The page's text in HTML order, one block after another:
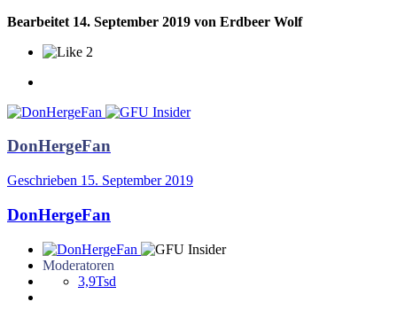
Bearbeitet 14. September 2019 von Erdbeer Wolf
2
DonHergeFan
Geschrieben 15. September 2019
DonHergeFan
Moderatoren
3,9Tsd